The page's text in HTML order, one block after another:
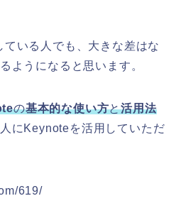
いる人でも、大きな差はな
ようになると思います。
の基本的な使い方と活用法
にKeynoteを活用していただ
619/